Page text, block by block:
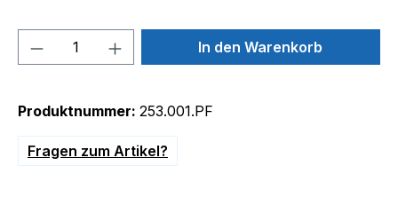
Produkt Anzahl: Gib denIn den Warenkorb
Produktnummer: 253.001.PF
Fragen zum Artikel?